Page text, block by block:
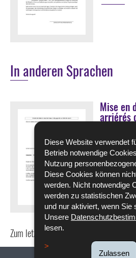
Diese Website verwendet
Betrieb notwendige
Nutzung
Diese Cookies können
werden. Nicht notwendige
werden zu statistischen
und nur aktiviert, wenn Sie
Unsere
lesen.
Zulassen
In anderen Sprachen
Mise en
arriérés
Pdf - 29
Zum letzten Mal aktualisiert am